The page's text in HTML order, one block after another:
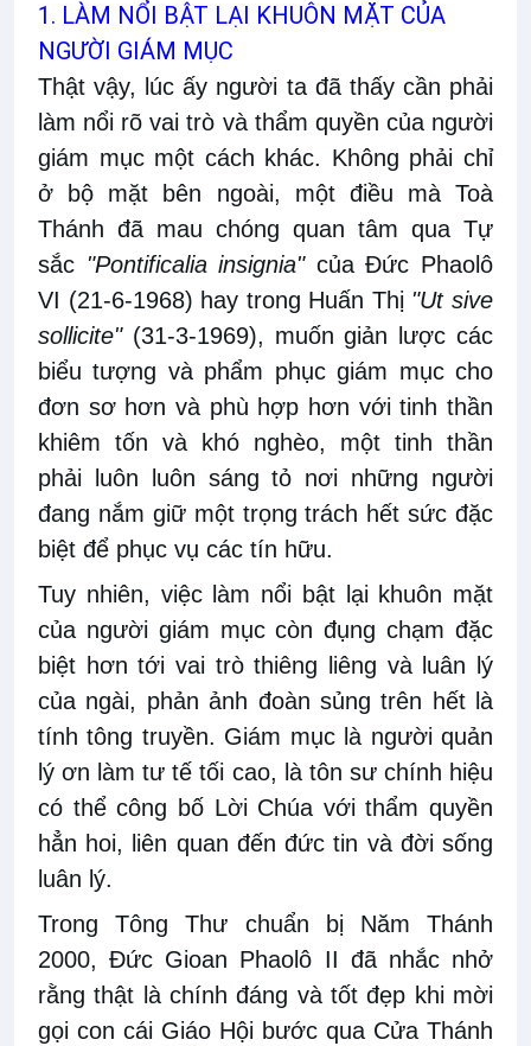
1. LÀM NỔI BẬT LẠI KHUÔN MẶT CỦA
NGƯỜI GIÁM MỤC
Thật vậy, lúc ấy người ta đã thấy cần phải
làm nổi rõ vai trò và thẩm quyền của người
giám mục một cách khác. Không phải chỉ
ở bộ mặt bên ngoài, một điều mà Toà
Thánh đã mau chóng quan tâm qua Tự
sắc "Pontificalia insignia"của Đức Phaolô
VI (21-6-1968) hay trong Huấn Thị "Ut sive
sollicite"(31-3-1969), muốn giản lược các
biểu tượng và phẩm phục giám mục cho
đơn sơ hơn và phù hợp hơn với tinh thần
khiêm tốn và khó nghèo, một tinh thần
phải luôn luôn sáng tỏ nơi những người
đang nắm giữ một trọng trách hết sức đặc
biệt để phục vụ các tín hữu.
Tuy nhiên, việc làm nổi bật lại khuôn mặt
của người giám mục còn đụng chạm đặc
biệt hơn tới vai trò thiêng liêng và luân lý
của ngài, phản ảnh đoàn sủng trên hết là
tính tông truyền. Giám mục là người quản
lý ơn làm tư tế tối cao, là tôn sư chính hiệu
có thể công bố Lời Chúa với thẩm quyền
hẳn hoi, liên quan đến đức tin và đời sống
luân lý.
Trong Tông Thư chuẩn bị Năm Thánh
2000, Đức Gioan Phaolô II đã nhắc nhở
rằng thật là chính đáng và tốt đẹp khi mời
gọi con cái Giáo Hội bước qua Cửa Thánh